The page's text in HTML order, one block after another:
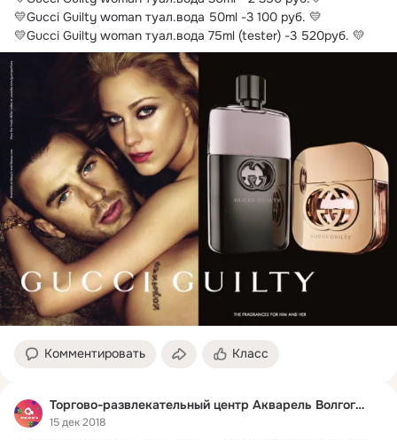
💛Gucci Guilty woman туал.вода 50ml -3 100 руб. 💛
💛Gucci Guilty woman туал.вода 75ml (tester) -3 520руб. 💛
Комментировать Класс
Торгово-развлекательный центр Акварель Волгоград
15 дек 2018